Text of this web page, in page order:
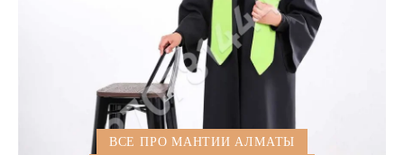
ВСЕ ПРО МАНТИИ АЛМАТЫ